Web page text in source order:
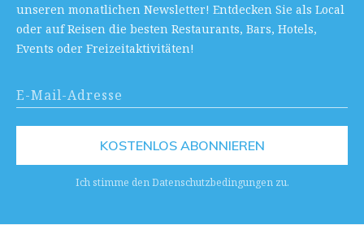
unseren monatlichen Newsletter! Entdecken Sie als Local
oder auf Reisen die besten Restaurants, Bars, Hotels,
Events oder Freizeitaktivitäten!
KOSTENLOS ABONNIEREN
Ich stimme den Datenschutzbedingungen zu.